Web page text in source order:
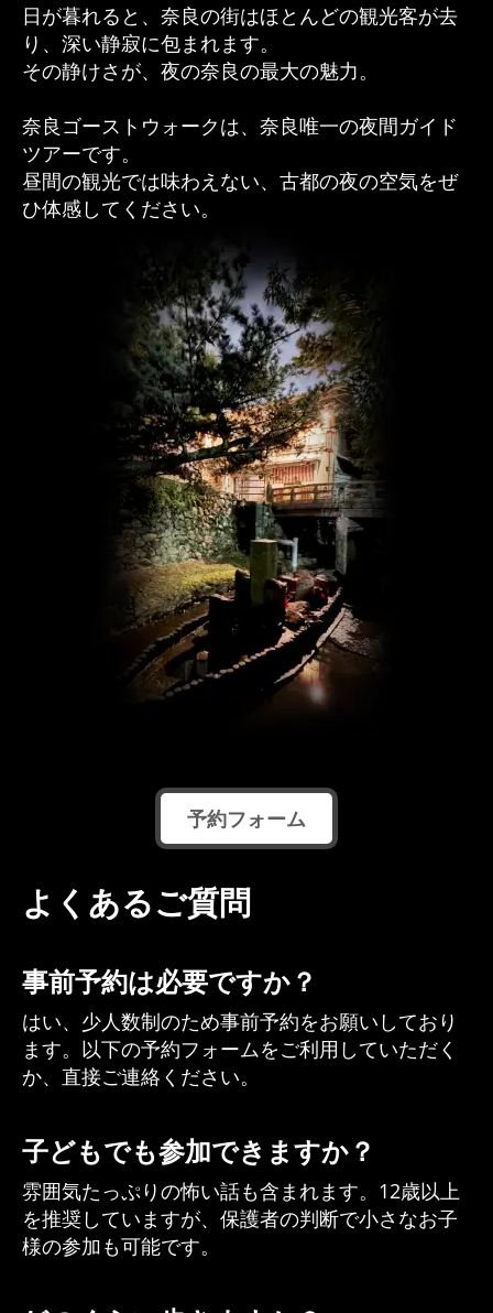
日が暮れると、奈良の街はほとんどの観光客が去
り、深い静寂に包まれます。
その静けさが、夜の奈良の最大の魅力。
奈良ゴーストウォークは、奈良唯一の夜間ガイド
ツアーです。
昼間の観光では味わえない、古都の夜の空気をぜ
ひ体感してください。
予約フォーム
よくあるご質問
事前予約は必要ですか？
はい、少人数制のため事前予約をお願いしており
ます。以下の予約フォームをご利用していただく
か、直接ご連絡ください。
子どもでも参加できますか？
雰囲気たっぷりの怖い話も含まれます。12歳以上
を推奨していますが、保護者の判断で小さなお子
様の参加も可能です。